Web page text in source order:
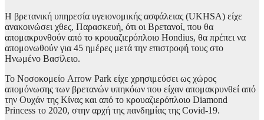
Η βρετανική υπηρεσία υγειονομικής ασφάλειας (UKHSA) είχε
ανακοινώσει χθες, Παρασκευή, ότι οι Βρετανοί, που θα
απομακρυνθούν από το κρουαζιερόπλοιο Hondius, θα πρέπει να
απομονωθούν για 45 ημέρες μετά την επιστροφή τους στο
Ηνωμένο Βασίλειο.
Το Νοσοκομείο Arrow Park είχε χρησιμεύσει ως χώρος
απομόνωσης των βρετανών υπηκόων που είχαν απομακρυνθεί από
την Ουχάν της Κίνας και από το κρουαζιερόπλοιο Diamond
Princess το 2020, στην αρχή της πανδημίας της Covid-19.